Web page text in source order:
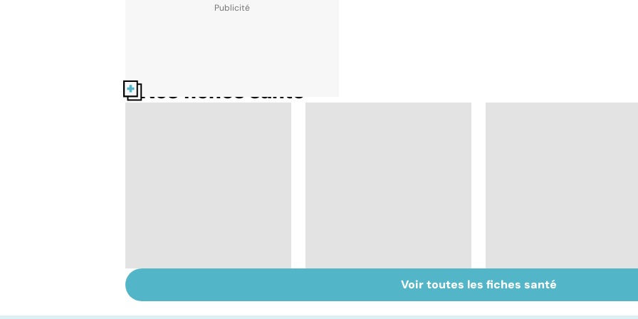
Nos fiches santé
cerveau
Staphylocoque doré :
une bactérie sous
Faire du sport à
domicile, c'est facile
Voir toutes les fiches santé